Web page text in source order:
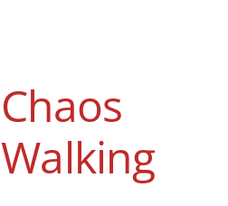
Chaos
Walking